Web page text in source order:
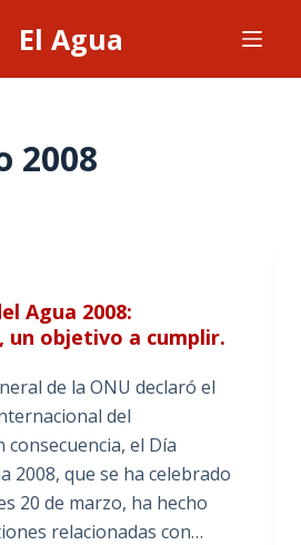
El Agua
2008
Agua 2008:
un objetivo a cumplir.
de la ONU declaró el
del
consecuencia, el Día
2008, que se ha celebrado
20 de marzo, ha hecho
relacionadas con…